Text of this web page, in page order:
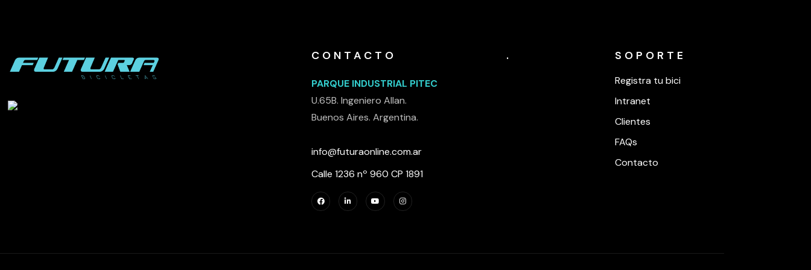
CONTACTO
PARQUE INDUSTRIAL PITEC
U.65B. Ingeniero Allan.
Buenos Aires. Argentina.
info@futuraonline.com.ar
Calle 1236 nº 960 CP 1891
. SOPORTE
Registra tu bici
Intranet
Clientes
FAQs
Contacto